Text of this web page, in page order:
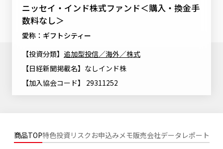
決算カレンダー
海外休日カレンダー
投資信託新商品のご案内
投資信託償還商品のご案内
大関 洋の「十字路」
ファンドレポート
資産形成サービス
Goal Navi
お問い合わせ
サステナビリティTOP
SDGsとは？
トップメッセージ
サステナビリティ経営基本方針
ニッセイアセットについて
ニッセイアセットについてTOP
方針・その他開示情報
最新情報
検索したいキーワードを入力してください。
ニッセイ・インド株式ファンド＜購入・換金手
数料なし＞
愛称：ギフトシティー
【投資分類】 追加型投信／海外／株式
【日経新聞掲載名】なしインド株
【加入協会コード】 29311252
商品TOP特色投資リスク お申込みメモ販売会社データ レポート